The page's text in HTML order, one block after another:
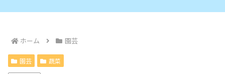
ホーム 園芸
園芸 蔬菜